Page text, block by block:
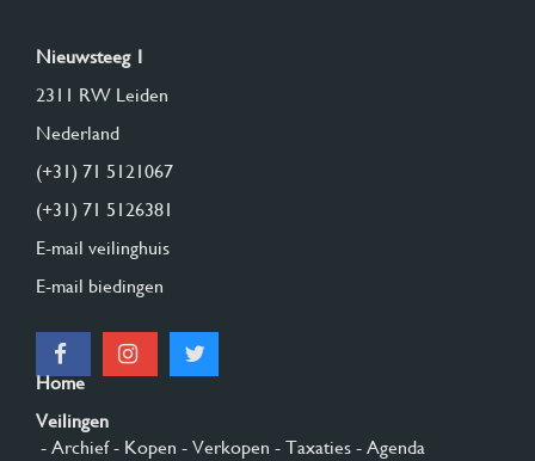
Nieuwsteeg 1
2311 RW Leiden
Nederland
(+31) 71 5121067
(+31) 71 5126381
E-mail veilinghuis
E-mail biedingen
Home
Veilingen
- Archief- Kopen - Verkopen - Taxaties - Agenda